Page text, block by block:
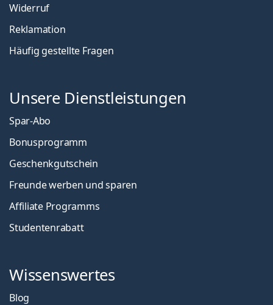
Widerruf
Reklamation
Häufig gestellte Fragen
Unsere Dienstleistungen
Spar-Abo
Bonusprogramm
Geschenkgutschein
Freunde werben und sparen
Affiliate Programms
Studentenrabatt
Wissenswertes
Blog